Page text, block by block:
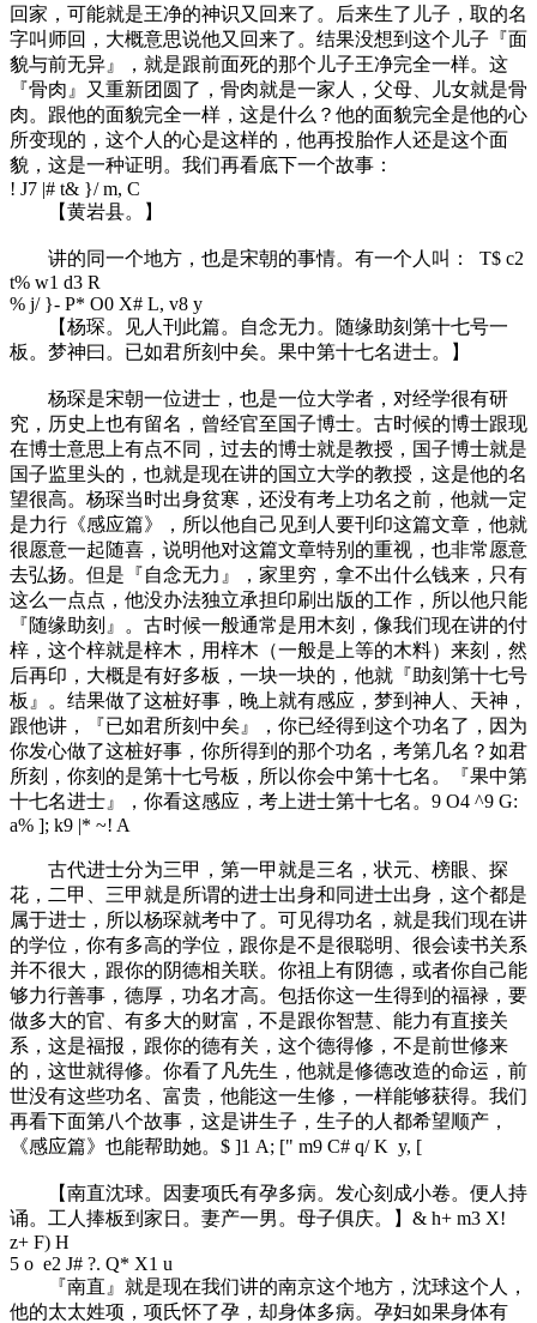
回家，可能就是王净的神识又回来了。后来生了儿子，取的名
字叫师回，大概意思说他又回来了。结果没想到这个儿子『面
貌与前无异』，就是跟前面死的那个儿子王净完全一样。这
『骨肉』又重新团圆了，骨肉就是一家人，父母、儿女就是骨
肉。跟他的面貌完全一样，这是什么？他的面貌完全是他的心
所变现的，这个人的心是这样的，他再投胎作人还是这个面
貌，这是一种证明。我们再看底下一个故事：
! J7 |# t& }/ m, C
【黄岩县。】
讲的同一个地方，也是宋朝的事情。有一个人叫：
T$ c2
t% w1 d3 R
% j/ }- P* O0 X# L, v8 y
【杨琛。见人刊此篇。自念无力。随缘助刻第十七号一
板。梦神曰。已如君所刻中矣。果中第十七名进士。】
杨琛是宋朝一位进士，也是一位大学者，对经学很有研
究，历史上也有留名，曾经官至国子博士。古时候的博士跟现
在博士意思上有点不同，过去的博士就是教授，国子博士就是
国子监里头的，也就是现在讲的国立大学的教授，这是他的名
望很高。杨琛当时出身贫寒，还没有考上功名之前，他就一定
是力行《感应篇》，所以他自己见到人要刊印这篇文章，他就
很愿意一起随喜，说明他对这篇文章特别的重视，也非常愿意
去弘扬。但是『自念无力』，家里穷，拿不出什么钱来，只有
这么一点点，他没办法独立承担印刷出版的工作，所以他只能
『随缘助刻』。古时候一般通常是用木刻，像我们现在讲的付
梓，这个梓就是梓木，用梓木（一般是上等的木料）来刻，然
后再印，大概是有好多板，一块一块的，他就『助刻第十七号
板』。结果做了这桩好事，晚上就有感应，梦到神人、天神，
跟他讲，『已如君所刻中矣』，你已经得到这个功名了，因为
你发心做了这桩好事，你所得到的那个功名，考第几名？如君
所刻，你刻的是第十七号板，所以你会中第十七名。『果中第
十七名进士』，你看这感应，考上进士第十七名。 9 O4 ^9 G:
a% ]; k9 |* ~! A
古代进士分为三甲，第一甲就是三名，状元、榜眼、探
花，二甲、三甲就是所谓的进士出身和同进士出身，这个都是
属于进士，所以杨琛就考中了。可见得功名，就是我们现在讲
的学位，你有多高的学位，跟你是不是很聪明、很会读书关系
并不很大，跟你的阴德相关联。你祖上有阴德，或者你自己能
够力行善事，德厚，功名才高。包括你这一生得到的福禄，要
做多大的官、有多大的财富，不是跟你智慧、能力有直接关
系，这是福报，跟你的德有关，这个德得修，不是前世修来
的，这世就得修。你看了凡先生，他就是修德改造的命运，前
世没有这些功名、富贵，他能这一生修，一样能够获得。我们
再看下面第八个故事，这是讲生子，生子的人都希望顺产，
《感应篇》也能帮助她。 $ ]1 A; [" m9 C# q/ K y, [
【南直沈球。因妻项氏有孕多病。发心刻成小卷。便人持
诵。工人捧板到家日。妻产一男。母子俱庆。】 & h+ m3 X!
z+ F) H
5 o e2 J# ?. Q* X1 u
『南直』就是现在我们讲的南京这个地方，沈球这个人，
他的太太姓项，项氏怀了孕，却身体多病。孕妇如果身体有